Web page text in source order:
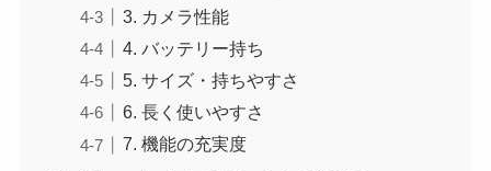
3. カメラ性能
4. バッテリー持ち
5. サイズ・持ちやすさ
6. 長く使いやすさ
7. 機能の充実度